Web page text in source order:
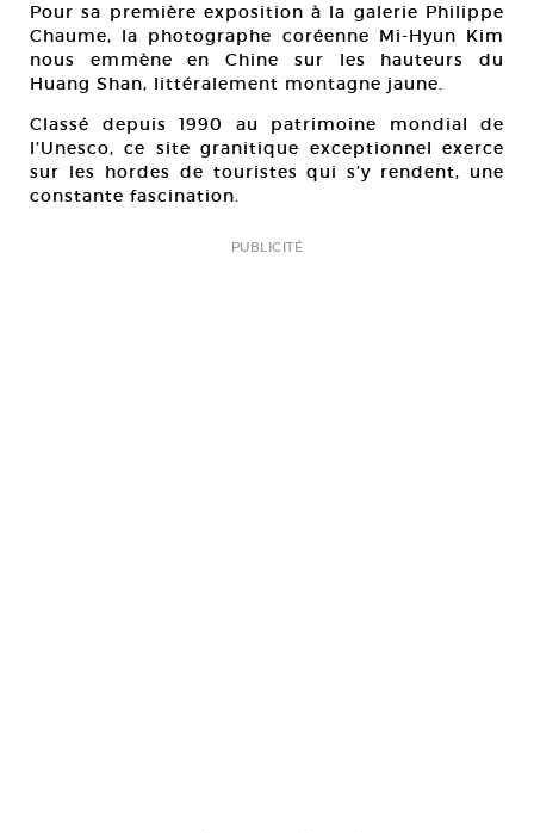
Pour sa première exposition à la galerie Philippe
Chaume, la photographe coréenne Mi-Hyun Kim
nous emmène en Chine sur les hauteurs du
Huang Shan, littéralement montagne jaune.
Classé depuis 1990 au patrimoine mondial de
l’Unesco, ce site granitique exceptionnel exerce
sur les hordes de touristes qui s’y rendent, une
constante fascination.
PUBLICITÉ